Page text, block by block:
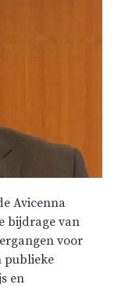
Avicenna
bijdrage van
voor
publieke
en